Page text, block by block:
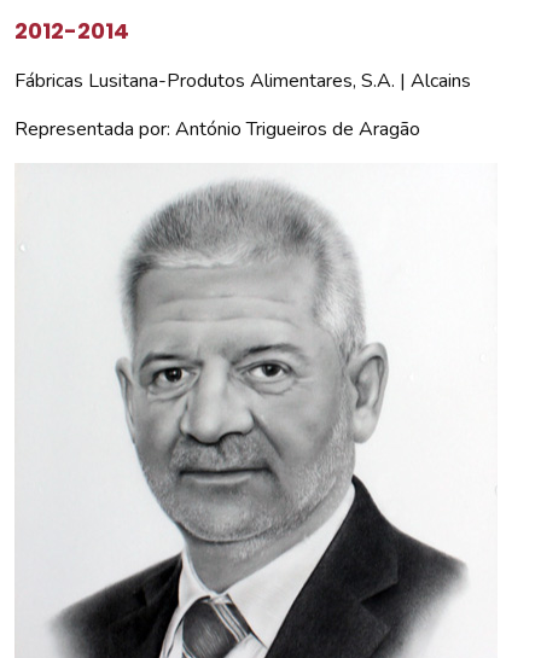
2012-2014
Fábricas Lusitana-Produtos Alimentares, S.A. | Alcains
Representada por: António Trigueiros de Aragão